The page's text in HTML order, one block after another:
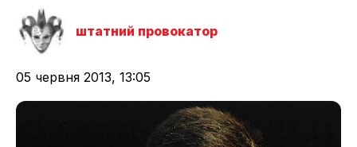
штатний провокатор
05 червня 2013, 13:05